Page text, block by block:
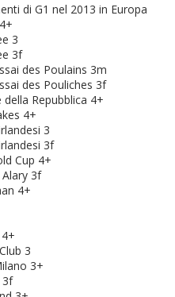
di G1 nel 2013 in Europa
3
3f
des Poulains 3m
des Pouliches 3f
Repubblica 4+
4+
3
3f
Cup 4+
3f
4+
3
3+
3f